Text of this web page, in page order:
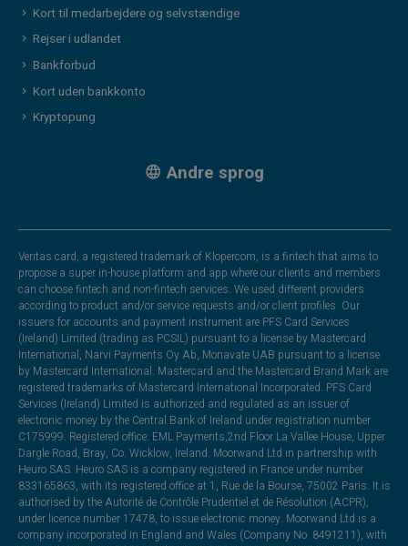
Kort til medarbejdere og selvstændige
Rejser i udlandet
Bankforbud
Kort uden bankkonto
Kryptopung
Andre sprog
Veritas card, a registered trademark of Klopercom, is a fintech that aims to
propose a super in-house platform and app where our clients and members
can choose fintech and non-fintech services. We used different providers
according to product and/or service requests and/or client profiles. Our
issuers for accounts and payment instrument are PFS Card Services
(Ireland) Limited (trading as PCSIL) pursuant to a license by Mastercard
International, Narvi Payments Oy Ab, Monavate UAB pursuant to a license
by Mastercard International. Mastercard and the Mastercard Brand Mark are
registered trademarks of Mastercard International Incorporated. PFS Card
Services (Ireland) Limited is authorized and regulated as an issuer of
electronic money by the Central Bank of Ireland under registration number
C175999. Registered office: EML Payments,2nd Floor La Vallee House, Upper
Dargle Road, Bray, Co. Wicklow, Ireland. Moorwand Ltd in partnership with
Heuro SAS. Heuro SAS is a company registered in France under number
833165863, with its registered office at 1, Rue de la Bourse, 75002 Paris. It is
authorised by the Autorité de Contrôle Prudentiel et de Résolution (ACPR),
under licence number 17478, to issue electronic money. Moorwand Ltd is a
company incorporated in England and Wales (Company No. 8491211), with